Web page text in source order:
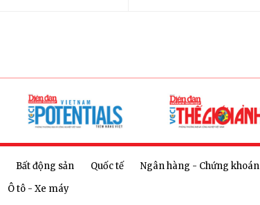
Bất động sản Quốc tế Ngân hàng - Chứng khoán
Ô tô - Xe máy